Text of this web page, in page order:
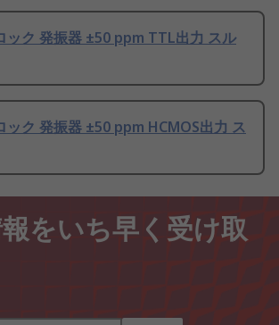
ック 発振器 ±50 ppm TTL出力 スル
ック 発振器 ±50 ppm HCMOS出力 ス
をいち早く受け取